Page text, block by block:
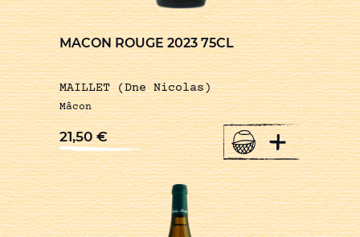
MACON ROUGE 2023 75CL
MAILLET (Dne Nicolas)
Mâcon
21,50€ +